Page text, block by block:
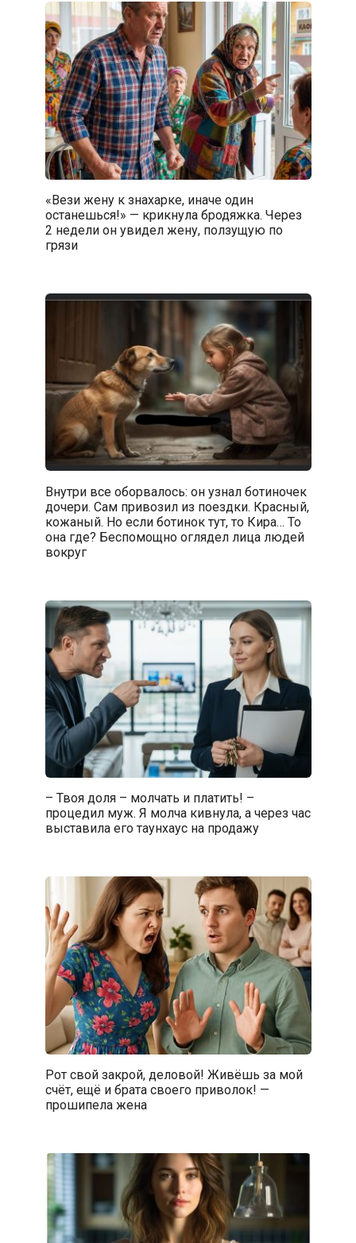
«Вези жену к знахарке, иначе один
останешься!» — крикнула бродяжка. Через
2 недели он увидел жену, ползущую по
грязи
Внутри все оборвалось: он узнал ботиночек
дочери. Сам привозил из поездки. Красный,
кожаный. Но если ботинок тут, то Кира… То
она где? Беспомощно оглядел лица людей
вокруг
– Твоя доля – молчать и платить! –
процедил муж. Я молча кивнула, а через час
выставила его таунхаус на продажу
Рот свой закрой, деловой! Живёшь за мой
счёт, ещё и брата своего приволок! —
прошипела жена